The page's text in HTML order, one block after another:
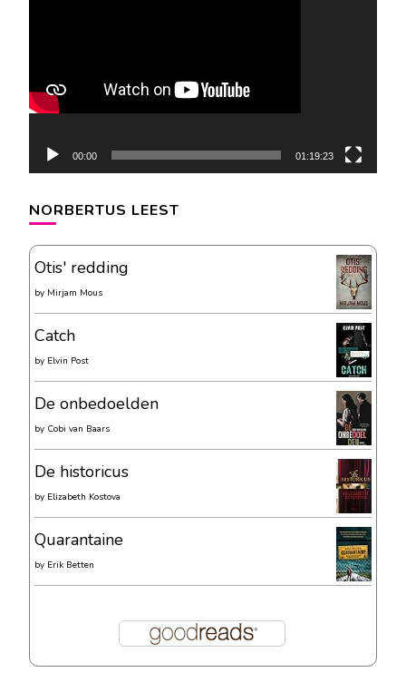
00:00 01:19:23
NORBERTUS LEEST
Otis' redding
by Mirjam Mous
Catch
by Elvin Post
De onbedoelden
by Cobi van Baars
De historicus
by Elizabeth Kostova
Quarantaine
by Erik Betten